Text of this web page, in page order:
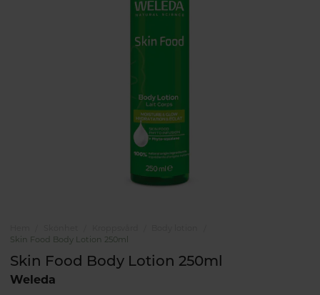
Skin Food Body Lotion 250ml
Skin Food Body Lotion 250ml
Weleda